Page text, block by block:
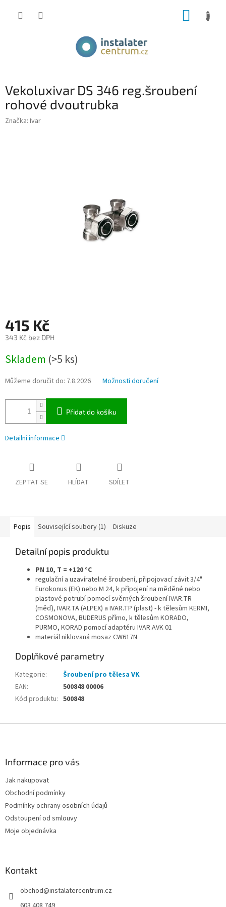
Vekoluxivar DS 346 reg.šroubení
rohové dvoutrubka
Značka: Ivar
415 Kč
343 Kč bez DPH
cena:
Skladem (>5 ks)
Můžeme doručit do: 7.8.2026 Možnosti doručení
Přidat do košíku
Detailní informace
ZEPTAT SE HLÍDAT SDÍLET
Popis Související soubory (1) Diskuze
Detailní popis produktu
PN 10, T = +120 °C
regulační a uzavíratelné šroubení, připojovací závit 3/4"
Eurokonus (EK) nebo M 24, k připojení na měděné nebo
plastové potrubí pomocí svěrných šroubení IVAR.TR
(měď), IVAR.TA (ALPEX) a IVAR.TP (plast) - k tělesům KERMI,
COSMONOVA, BUDERUS přímo, k tělesům KORADO,
PURMO, KORAD pomocí adaptéru IVAR.AVK 01
materiál niklovaná mosaz CW617N
Doplňkové parametry
Kategorie:
Šroubení pro tělesa VK
EAN:
500848 00006
Kód produktu: 500848
Informace pro vás
Jak nakupovat
Obchodní podmínky
Podmínky ochrany osobních údajů
Odstoupení od smlouvy
Moje objednávka
Kontakt
obchod@instalatercentrum.cz